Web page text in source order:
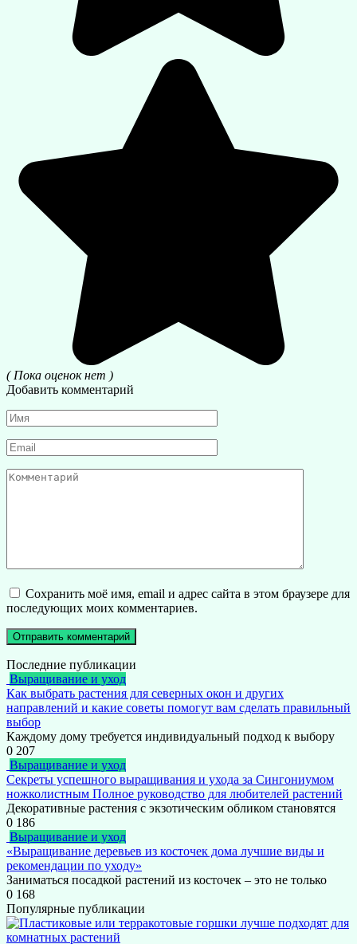
( Пока оценок нет )
Добавить комментарий
Имя
*
Email
*
Комментарий
Сохранить моё имя, email и адрес сайта в этом браузере для
последующих моих комментариев.
Последние публикации
Выращивание и уход
Как выбрать растения для северных окон и других
направлений и какие советы помогут вам сделать правильный
выбор
Каждому дому требуется индивидуальный подход к выбору
0 207
Выращивание и уход
Секреты успешного выращивания и ухода за Сингониумом
ножколистным Полное руководство для любителей растений
Декоративные растения с экзотическим обликом становятся
0 186
Выращивание и уход
«Выращивание деревьев из косточек дома лучшие виды и
рекомендации по уходу»
Заниматься посадкой растений из косточек – это не только
0 168
Популярные публикации